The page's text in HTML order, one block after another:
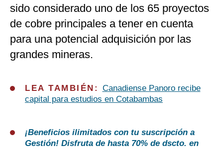
sido considerado uno de los 65 proyectos
de cobre principales a tener en cuenta
para una potencial adquisición por las
grandes mineras.
LEA TAMBIÉN: Canadiense Panoro recibe
capital para estudios en Cotabambas
¡Beneficios ilimitados con tu suscripción a
Gestión! Disfruta de hasta 70% de dscto. en